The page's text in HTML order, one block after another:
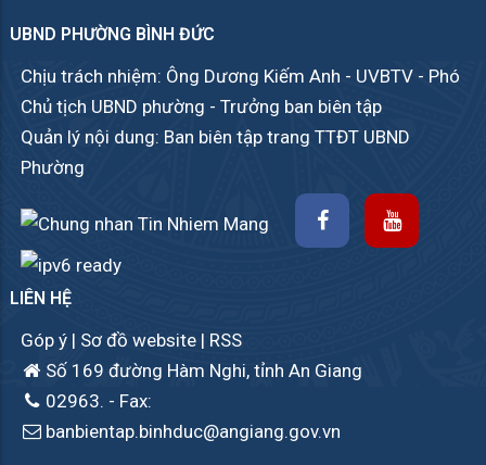
UBND PHƯỜNG BÌNH ĐỨC
Chịu trách nhiệm: Ông Dương Kiếm Anh - UVBTV - Phó
Chủ tịch UBND phường - Trưởng ban biên tập
Quản lý nội dung: Ban biên tập trang TTĐT UBND
Phường
LIÊN HỆ
Góp ý | Sơ đồ website | RSS
Số 169 đường Hàm Nghi, tỉnh An Giang
02963. - Fax:
banbientap.binhduc@angiang.gov.vn